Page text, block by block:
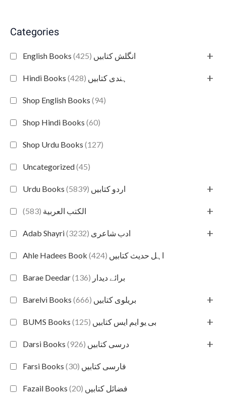
Categories
English Books انگلش کتابیں (425) +
Hindi Books ہندی کتابیں (428) +
Shop English Books (94)
Shop Hindi Books (60)
Shop Urdu Books (127)
Uncategorized(45)
Urdu Books اردو کتابیں (5839) +
الكتب العربية (583) +
Adab Shayri ادب شاعری (3232) +
Ahle Hadees Book اہل حدیث کتابیں (424)
Barae Deedar برائے دیدار (136)
Barelvi Books بریلوی کتابیں (666) +
BUMS Books بی یو ایم ایس کتابیں (125) +
Darsi Books درسی کتابیں (926) +
Farsi Books فارسی کتابیں (30)
Fazail Books فضائل کتابیں (20)